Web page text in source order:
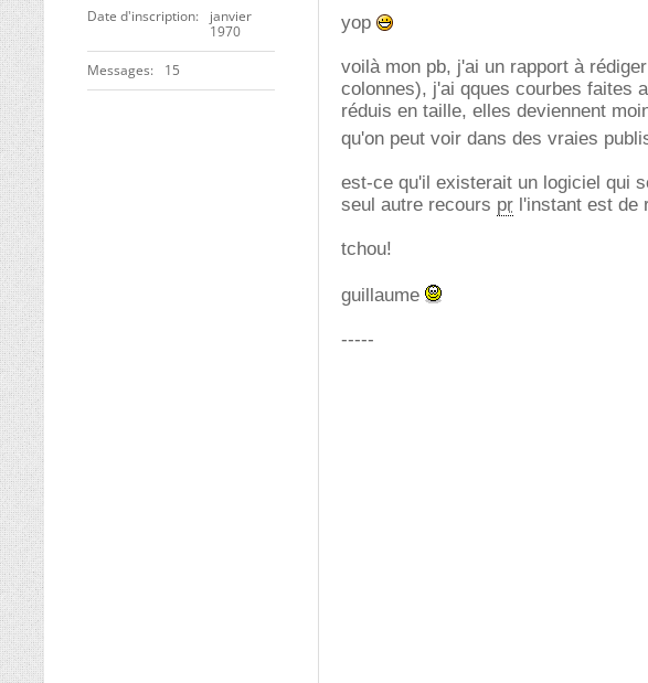
Date d'inscription
janvier
1970
Messages 15
yop
voilà mon pb, j'ai un rapport à
colonnes), j'ai qques courbes faites
réduis en taille, elles deviennent
qu'on peut voir dans des vraies
est-ce qu'il existerait un logiciel qui
seul autre recours pr l'instant est de
tchou!
guillaume
-----